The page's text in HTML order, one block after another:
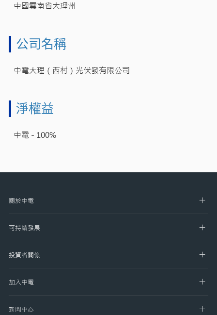
中國雲南省大理州
公司名稱
中電大理（西村）光伏發有限公司
淨權益
中電 - 100%​
關於中電
可持續發展
投資者關係
加入中電
新聞中心